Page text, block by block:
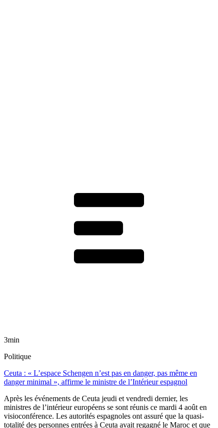
3min
Politique
Ceuta : « L’espace Schengen n’est pas en danger, pas même en
danger minimal », affirme le ministre de l’Intérieur espagnol
Après les événements de Ceuta jeudi et vendredi dernier, les
ministres de l’intérieur européens se sont réunis ce mardi 4 août en
visioconférence. Les autorités espagnoles ont assuré que la quasi-
totalité des personnes entrées à Ceuta avait regagné le Maroc et que